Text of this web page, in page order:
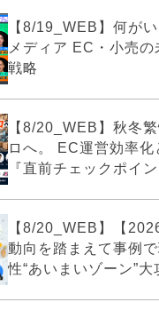
【8/19_WEB】何が
メディア EC・小売
戦略
【8/20_WEB】秋冬
ロへ。 EC運営効率
『直前チェックポイン
【8/20_WEB】【
動向を踏まえて事例
性“あいまいゾーン”